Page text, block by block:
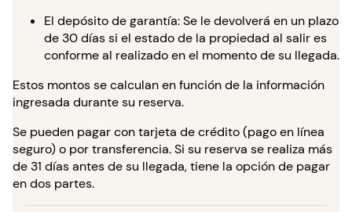
El depósito de garantía: Se le devolverá en un plazo
de 30 días si el estado de la propiedad al salir es
conforme al realizado en el momento de su llegada.
Estos montos se calculan en función de la información
ingresada durante su reserva.
Se pueden pagar con tarjeta de crédito (pago en línea
seguro) o por transferencia. Si su reserva se realiza más
de 31 días antes de su llegada, tiene la opción de pagar
en dos partes.